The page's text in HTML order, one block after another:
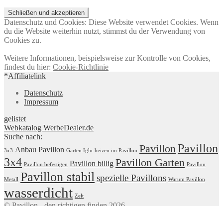
Datenschutz und Cookies: Diese Website verwendet Cookies. Wenn
du die Website weiterhin nutzt, stimmst du der Verwendung von
Cookies zu.
Weitere Informationen, beispielsweise zur Kontrolle von Cookies,
findest du hier: Cookie-Richtlinie
*Affiliatelink
Datenschutz
Impressum
gelistet
Webkatalog WerbeDealer.de
Suche nach:
3x3 Anbau Pavillon Garten Iglu heizen im Pavillon PavillonPavillon
3x4 Pavillon befestigen Pavillon billig Pavillon Garten Pavillon
Metall Pavillon stabilspezielle Pavillons Warum Pavillon
wasserdicht Zelt